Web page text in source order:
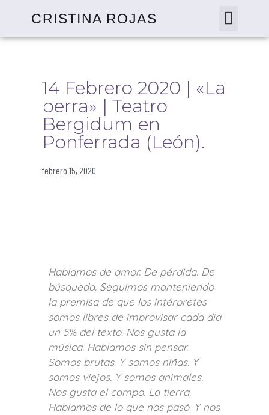
CRISTINA ROJAS
14 Febrero 2020 | «La
perra» | Teatro
Bergidum en
Ponferrada (León).
febrero 15, 2020
Hablamos de amor. De pérdida. De
búsqueda. Seguimos manteniendo
la premisa de que los intérpretes
somos libres de improvisar cada día
un 5% del texto. Nos gusta la
música. Hablamos sin pensar.
Somos brutas. Y somos niñas. Y
somos viejos. Y somos animales.
Nos gusta el campo. La tierra.
Hablamos de lo que nos pasó. Y nos